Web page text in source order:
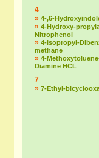
4
» 4-,6-
» 4-Hydroxy-
Nitrophenol
» 4-Isopropyl-
methane
» 4-
Diamine HCL
7
» 7-Ethyl-